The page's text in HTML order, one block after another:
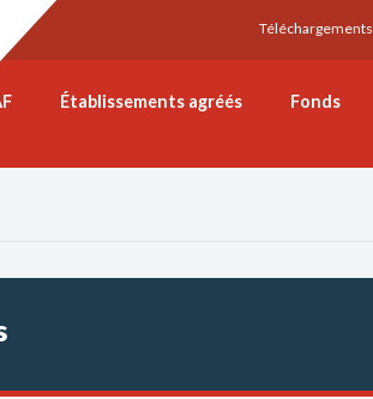
Téléchargements
Établissements agréés Fonds